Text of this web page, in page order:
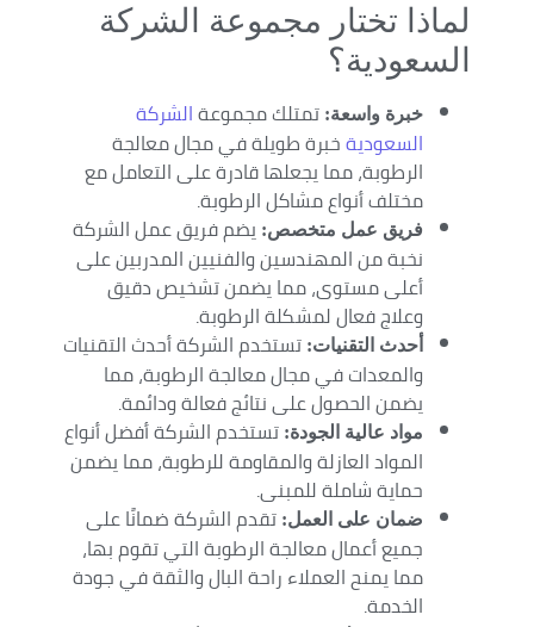
لماذا تختار مجموعة الشركة
السعودية؟
خبرة واسعة: تمتلك مجموعةالشركة
السعوديةخبرة طويلة في مجال معالجة
الرطوبة، مما يجعلها قادرة على التعامل مع
مختلف أنواع مشاكل الرطوبة.
فريق عمل متخصص: يضم فريق عمل الشركة
نخبة من المهندسين والفنيين المدربين على
أعلى مستوى، مما يضمن تشخيص دقيق
وعلاج فعال لمشكلة الرطوبة.
أحدث التقنيات: تستخدم الشركة أحدث التقنيات
والمعدات في مجال معالجة الرطوبة، مما
يضمن الحصول على نتائج فعالة ودائمة.
مواد عالية الجودة: تستخدم الشركة أفضل أنواع
المواد العازلة والمقاومة للرطوبة، مما يضمن
حماية شاملة للمبنى.
ضمان على العمل: تقدم الشركة ضمانًا على
جميع أعمال معالجة الرطوبة التي تقوم بها،
مما يمنح العملاء راحة البال والثقة في جودة
الخدمة.